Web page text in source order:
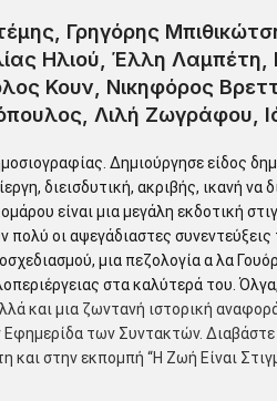
Γρηγόρης
Ηλιού, Έλλη
Κουν, Νικηφόρος
Λιλή Ζωγράφου,
Δημιούργησε είδος
διεισδυτική, ακριβής, ικανή
είναι μια μεγάλη εκδοτική
πολύ οι αψεγάδιαστες
μια πεζολογία α λα
στα καλύτερά του.
και μια ζωντανή ιστορική
Εφημερίδα των Συντακτών.
στην εκπομπή “Η Ζωή Είναι